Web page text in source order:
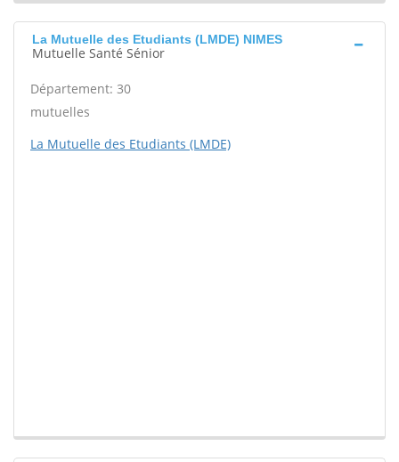
La Mutuelle des Etudiants (LMDE) NIMES
Mutuelle Santé Sénior
Département: 30
mutuelles
La Mutuelle des Etudiants (LMDE)